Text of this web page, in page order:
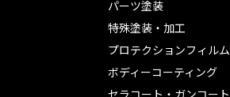
パーツ塗装
特殊塗装・加工
プロテクションフィルム
ボディーコーティング
セラコート・ガンコート